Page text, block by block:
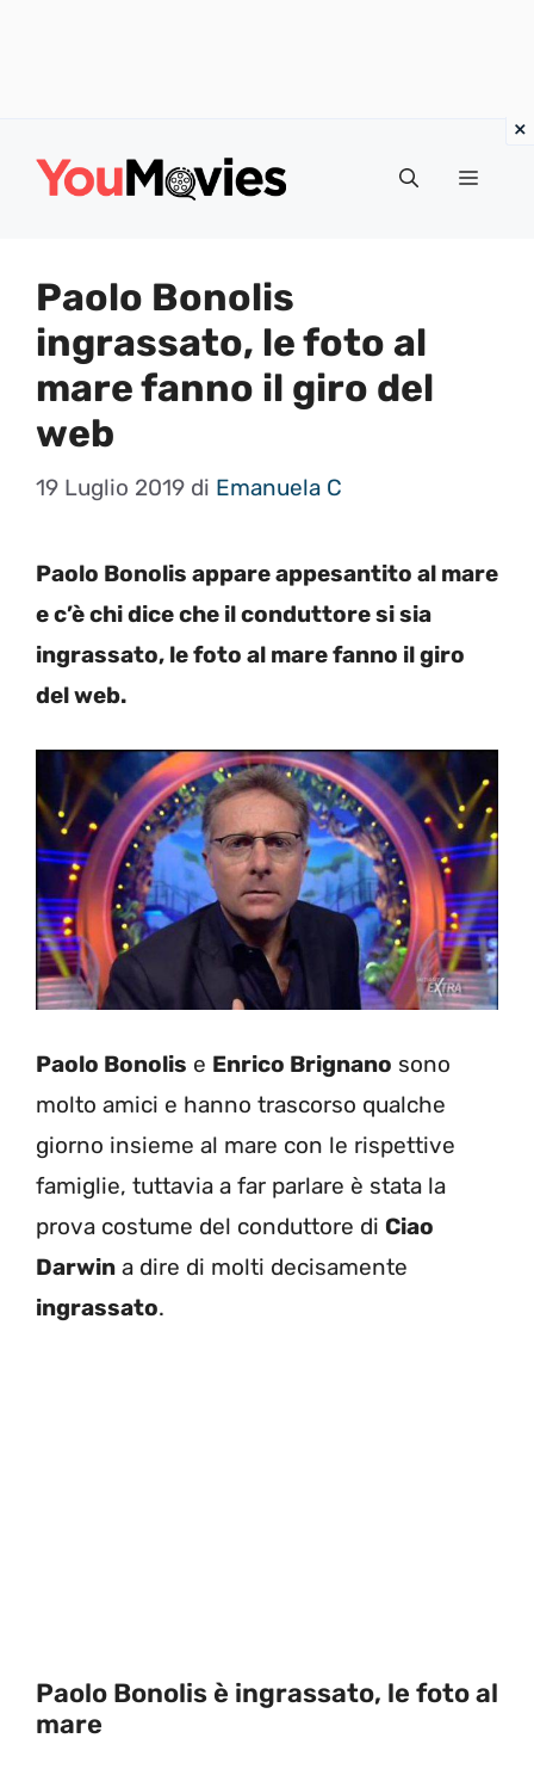
Menu
Paolo Bonolis
ingrassato, le foto al
mare fanno il giro del
web
19 Luglio 2019 di Emanuela C
Paolo Bonolis appare appesantito al mare
e c’è chi dice che il conduttore si sia
ingrassato, le foto al mare fanno il giro
del web.
Paolo Bonolis e Enrico Brignano sono
molto amici e hanno trascorso qualche
giorno insieme al mare con le rispettive
famiglie, tuttavia a far parlare è stata la
prova costume del conduttore di Ciao
Darwin a dire di molti decisamente
ingrassato.
Paolo Bonolis è ingrassato, le foto al
mare